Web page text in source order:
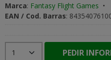
Marca: Fantasy Flight Games •
EAN / Cod. Barras:
PEDIR